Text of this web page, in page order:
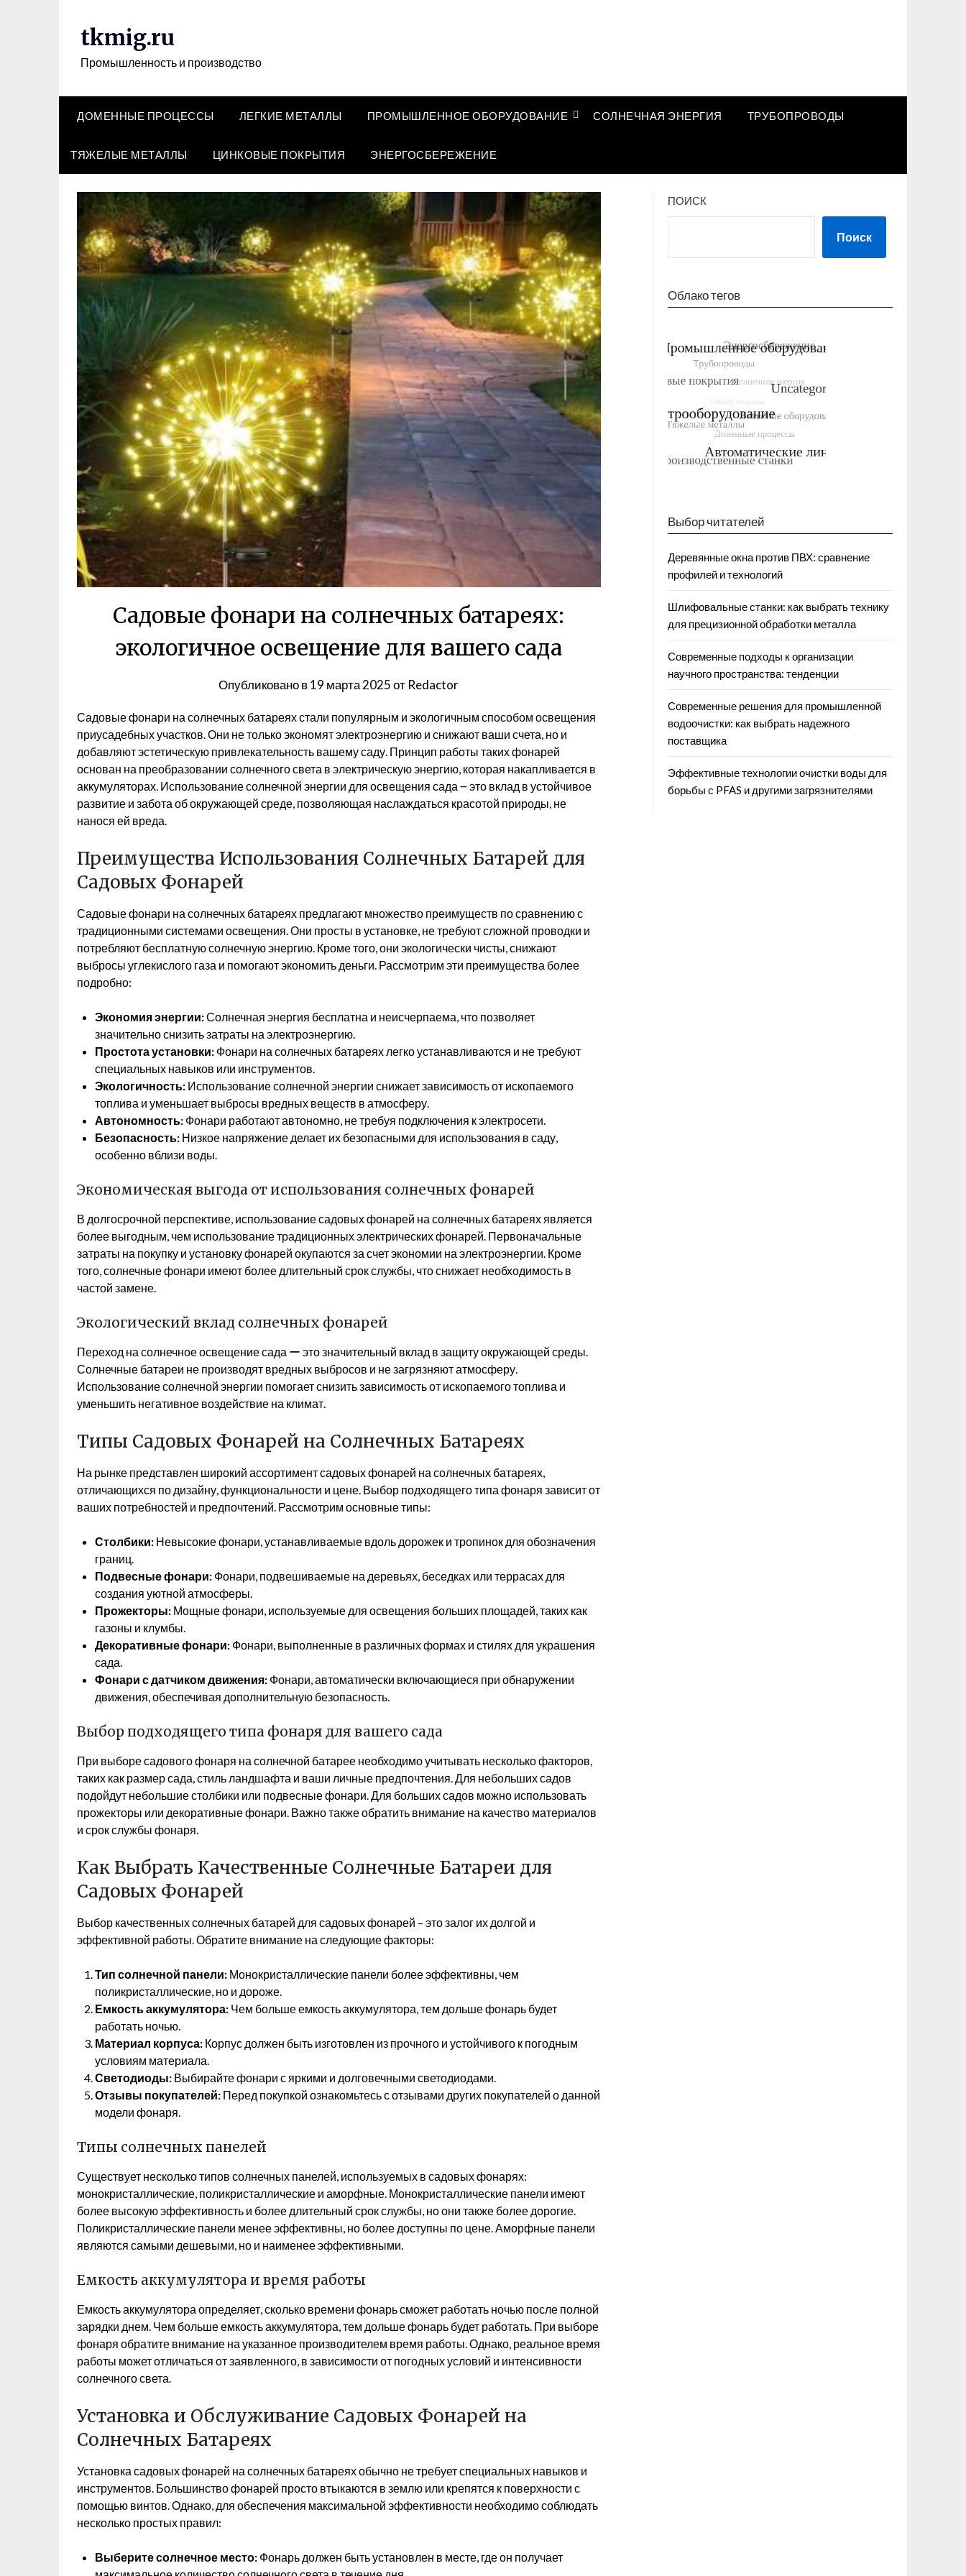
tkmig.ru
Промышленность и производство
ДОМЕННЫЕ ПРОЦЕССЫ ЛЕГКИЕ МЕТАЛЛЫ ПРОМЫШЛЕННОЕ ОБОРУДОВАНИЕ СОЛНЕЧНАЯ ЭНЕРГИЯ ТРУБОПРОВОДЫ
ТЯЖЕЛЫЕ МЕТАЛЛЫ ЦИНКОВЫЕ ПОКРЫТИЯ ЭНЕРГОСБЕРЕЖЕНИЕ
Садовые фонари на солнечных батареях:
экологичное освещение для вашего сада
Опубликовано в19 марта 2025от Redactor
Садовые фонари на солнечных батареях стали популярным и экологичным способом освещения
приусадебных участков. Они не только экономят электроэнергию и снижают ваши счета, но и
добавляют эстетическую привлекательность вашему саду. Принцип работы таких фонарей
основан на преобразовании солнечного света в электрическую энергию, которая накапливается в
аккумуляторах. Использование солнечной энергии для освещения сада ౼ это вклад в устойчивое
развитие и забота об окружающей среде, позволяющая наслаждаться красотой природы, не
нанося ей вреда.
Преимущества Использования Солнечных Батарей для
Садовых Фонарей
Садовые фонари на солнечных батареях предлагают множество преимуществ по сравнению с
традиционными системами освещения. Они просты в установке, не требуют сложной проводки и
потребляют бесплатную солнечную энергию. Кроме того, они экологически чисты, снижают
выбросы углекислого газа и помогают экономить деньги. Рассмотрим эти преимущества более
подробно:
Экономия энергии:Солнечная энергия бесплатна и неисчерпаема, что позволяет
значительно снизить затраты на электроэнергию.
Простота установки: Фонари на солнечных батареях легко устанавливаются и не требуют
специальных навыков или инструментов.
Экологичность: Использование солнечной энергии снижает зависимость от ископаемого
топлива и уменьшает выбросы вредных веществ в атмосферу.
Автономность: Фонари работают автономно, не требуя подключения к электросети.
Безопасность: Низкое напряжение делает их безопасными для использования в саду,
особенно вблизи воды.
Экономическая выгода от использования солнечных фонарей
В долгосрочной перспективе, использование садовых фонарей на солнечных батареях является
более выгодным, чем использование традиционных электрических фонарей. Первоначальные
затраты на покупку и установку фонарей окупаются за счет экономии на электроэнергии. Кроме
того, солнечные фонари имеют более длительный срок службы, что снижает необходимость в
частой замене.
Экологический вклад солнечных фонарей
Переход на солнечное освещение сада ー это значительный вклад в защиту окружающей среды.
Солнечные батареи не производят вредных выбросов и не загрязняют атмосферу.
Использование солнечной энергии помогает снизить зависимость от ископаемого топлива и
уменьшить негативное воздействие на климат.
Типы Садовых Фонарей на Солнечных Батареях
На рынке представлен широкий ассортимент садовых фонарей на солнечных батареях,
отличающихся по дизайну, функциональности и цене. Выбор подходящего типа фонаря зависит от
ваших потребностей и предпочтений. Рассмотрим основные типы:
Столбики: Невысокие фонари, устанавливаемые вдоль дорожек и тропинок для обозначения
границ.
Подвесные фонари: Фонари, подвешиваемые на деревьях, беседках или террасах для
создания уютной атмосферы.
Прожекторы: Мощные фонари, используемые для освещения больших площадей, таких как
газоны и клумбы.
Декоративные фонари: Фонари, выполненные в различных формах и стилях для украшения
сада.
Фонари с датчиком движения: Фонари, автоматически включающиеся при обнаружении
движения, обеспечивая дополнительную безопасность.
Выбор подходящего типа фонаря для вашего сада
При выборе садового фонаря на солнечной батарее необходимо учитывать несколько факторов,
таких как размер сада, стиль ландшафта и ваши личные предпочтения. Для небольших садов
подойдут небольшие столбики или подвесные фонари. Для больших садов можно использовать
прожекторы или декоративные фонари. Важно также обратить внимание на качество материалов
и срок службы фонаря.
Как Выбрать Качественные Солнечные Батареи для
Садовых Фонарей
Выбор качественных солнечных батарей для садовых фонарей – это залог их долгой и
эффективной работы. Обратите внимание на следующие факторы:
Тип солнечной панели: Монокристаллические панели более эффективны, чем
поликристаллические, но и дороже.
Емкость аккумулятора: Чем больше емкость аккумулятора, тем дольше фонарь будет
работать ночью.
Материал корпуса: Корпус должен быть изготовлен из прочного и устойчивого к погодным
условиям материала.
Светодиоды: Выбирайте фонари с яркими и долговечными светодиодами.
Отзывы покупателей: Перед покупкой ознакомьтесь с отзывами других покупателей о данной
модели фонаря.
Типы солнечных панелей
Существует несколько типов солнечных панелей, используемых в садовых фонарях:
монокристаллические, поликристаллические и аморфные. Монокристаллические панели имеют
более высокую эффективность и более длительный срок службы, но они также более дорогие.
Поликристаллические панели менее эффективны, но более доступны по цене. Аморфные панели
являются самыми дешевыми, но и наименее эффективными.
Емкость аккумулятора и время работы
Емкость аккумулятора определяет, сколько времени фонарь сможет работать ночью после полной
зарядки днем. Чем больше емкость аккумулятора, тем дольше фонарь будет работать. При выборе
фонаря обратите внимание на указанное производителем время работы. Однако, реальное время
работы может отличаться от заявленного, в зависимости от погодных условий и интенсивности
солнечного света.
Установка и Обслуживание Садовых Фонарей на
Солнечных Батареях
Установка садовых фонарей на солнечных батареях обычно не требует специальных навыков и
инструментов. Большинство фонарей просто втыкаются в землю или крепятся к поверхности с
помощью винтов. Однако, для обеспечения максимальной эффективности необходимо соблюдать
несколько простых правил:
Выберите солнечное место: Фонарь должен быть установлен в месте, где он получает
ПОИСК
Поиск
Облако тегов
Выбор читателей
Деревянные окна против ПВХ: сравнение
профилей и технологий
Шлифовальные станки: как выбрать технику
для прецизионной обработки металла
Современные подходы к организации
научного пространства: тенденции
Современные решения для промышленной
водоочистки: как выбрать надежного
поставщика
Эффективные технологии очистки воды для
борьбы с PFAS и другими загрязнителями